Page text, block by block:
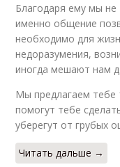
Благодаря ему мы
именно общение
необходимо для
недоразумения,
иногда мешают нам
Мы предлагаем тебе
помогут тебе
уберегут от грубых
Читать дальше →